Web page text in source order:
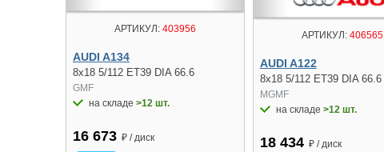
АРТИКУЛ:403956
AUDI A134
8x18 5/112 ET39 DIA 66.6
GMF
на складе >12 шт.
16 673 ₽ / диск
АРТИКУЛ:406565
AUDI A122
8x18 5/112 ET39 DIA 66.6
MGMF
на складе >12 шт.
18 434 ₽ / диск